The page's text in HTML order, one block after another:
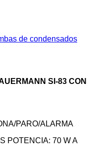
de condensados
SI-83 CON
PARO/ALARMA
POTENCIA: 70 W A